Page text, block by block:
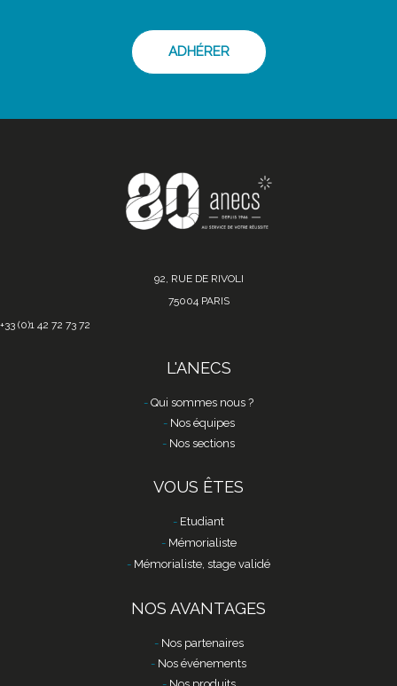
ADHÉRER
92, RUE DE RIVOLI
75004 PARIS
+33 (0)1 42 72 73 72
L'ANECS
Qui sommes nous ?
Nos équipes
Nos sections
VOUS ÊTES
Etudiant
Mémorialiste
Mémorialiste, stage validé
NOS AVANTAGES
Nos partenaires
Nos événements